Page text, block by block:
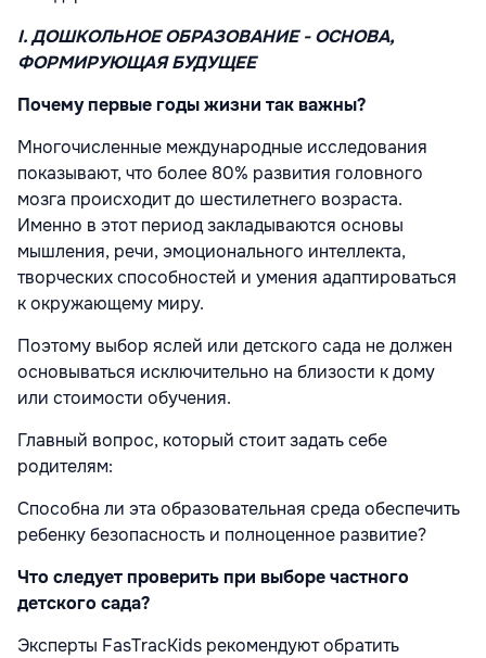
I. ДОШКОЛЬНОЕ ОБРАЗОВАНИЕ - ОСНОВА,
ФОРМИРУЮЩАЯ БУДУЩЕЕ
Почему первые годы жизни так важны?
Многочисленные международные исследования
показывают, что более 80% развития головного
мозга происходит до шестилетнего возраста.
Именно в этот период закладываются основы
мышления, речи, эмоционального интеллекта,
творческих способностей и умения адаптироваться
к окружающему миру.
Поэтому выбор яслей или детского сада не должен
основываться исключительно на близости к дому
или стоимости обучения.
Главный вопрос, который стоит задать себе
родителям:
Способна ли эта образовательная среда обеспечить
ребенку безопасность и полноценное развитие?
Что следует проверить при выборе частного
детского сада?
Эксперты FasTracKids рекомендуют обратить